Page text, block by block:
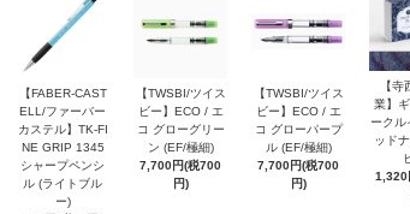
【FABER-CAST
ELL/ファーバー
カステル】TK-FI
NE GRIP 1345
シャープペンシ
ル (ライトブル
ー)
【TWSBI/ツイス
ビー】ECO / エ
コ グローグリー
ン (EF/極細)
7,700円(税700
円)
【TWSBI/ツイス
ビー】ECO / エ
コ グローパープ
ル (EF/極細)
7,700円(税700
円)
【寺
業】
ークル
ッド
1,320